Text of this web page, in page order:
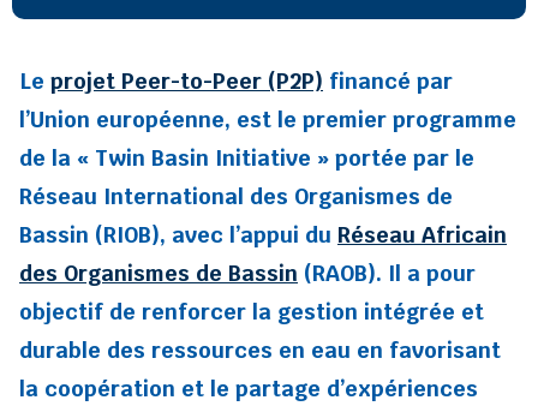
Le projet Peer-to-Peer (P2P) financé par
l’Union européenne, est le premier programme
de la « Twin Basin Initiative » portée par le
Réseau International des Organismes de
Bassin (RIOB), avec l’appui du Réseau Africain
des Organismes de Bassin (RAOB). Il a pour
objectif de renforcer la gestion intégrée et
durable des ressources en eau en favorisant
la coopération et le partage d’expériences